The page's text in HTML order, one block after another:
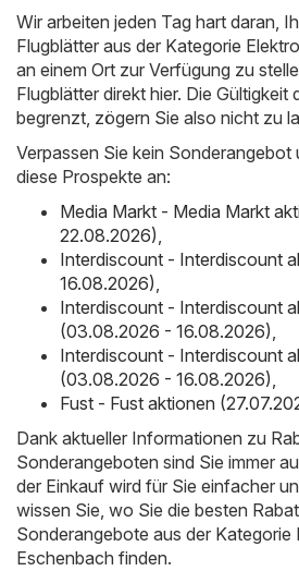
Wir arbeiten jeden Tag hart daran,
Flugblätter aus der Kategorie
an einem Ort zur Verfügung zu
Flugblätter direkt hier. Die Gültigkeit
begrenzt, zögern Sie also nicht zu
Verpassen Sie kein Sonderangebot
diese Prospekte an:
Media Markt - Media Markt
22.08.2026),
Interdiscount - Interdiscount
16.08.2026),
Interdiscount - Interdiscount
(03.08.2026 - 16.08.2026),
Interdiscount - Interdiscount
(03.08.2026 - 16.08.2026),
Fust - Fust aktionen
Dank aktueller Informationen zu
Sonderangeboten sind Sie immer
der Einkauf wird für Sie einfacher
wissen Sie, wo Sie die besten
Sonderangebote aus der Kategorie
Eschenbach finden.